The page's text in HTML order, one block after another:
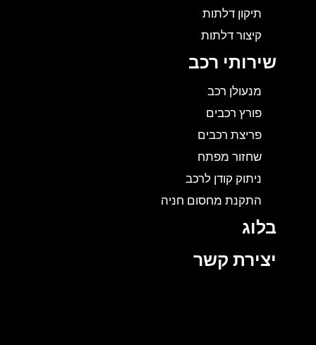
תיקון דלתות
קיצור דלתות
שירותי רכב
מנעולן רכב
פורץ רכבים
פריצת רכבים
שחזור מפתח
ניתוק קודן לרכב
התקנת מחסום חניה
בלוג
יצירת קשר